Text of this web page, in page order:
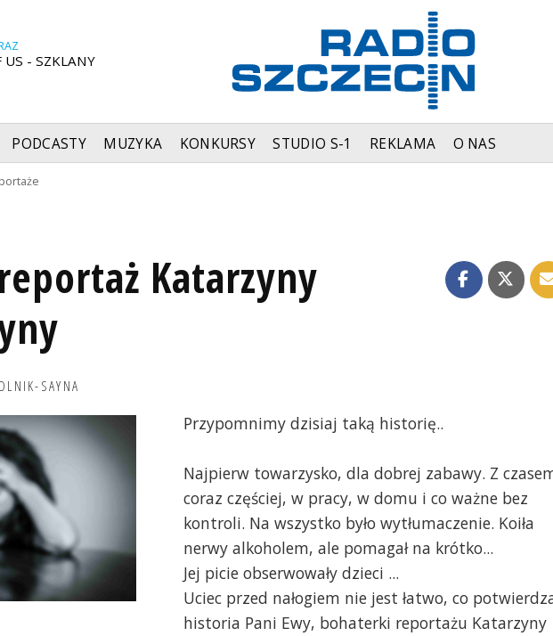
US - SZKLANY
PODCASTY MUZYKA KONKURSY STUDIO S-1 REKLAMA O NAS
Katarzyny
SAYNA
Przypomnimy dzisiaj taką historię..
Najpierw towarzysko, dla dobrej zabawy. Z
coraz częściej, w pracy, w domu i co ważne bez
kontroli. Na wszystko było wytłumaczenie. Koiła
nerwy alkoholem, ale pomagał na krótko...
Jej picie obserwowały dzieci ...
Uciec przed nałogiem nie jest łatwo, co
historia Pani Ewy, bohaterki reportażu Katarzyny